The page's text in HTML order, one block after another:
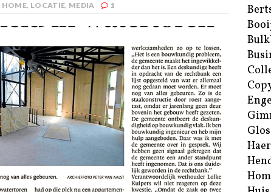
HOME, LOCATIE, MEDIA 1